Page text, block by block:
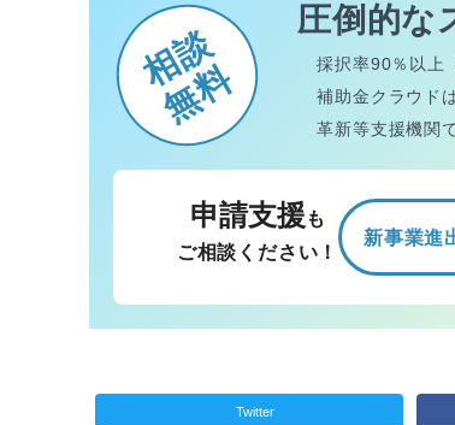
相談
無料
圧倒的な
採択率90％以上
補助金クラウド
革新等支援機関
申請支援 も
ご相談ください！
新事業進
Twitter